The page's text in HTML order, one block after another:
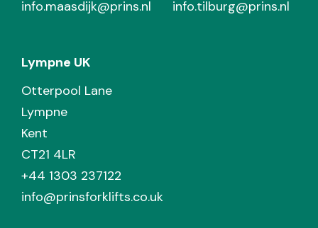
info.maasdijk@prins.nl
info.tilburg@prins.nl
Lympne UK
Otterpool Lane
Lympne
Kent
CT21 4LR
+44 1303 237122
info@prinsforklifts.co.uk